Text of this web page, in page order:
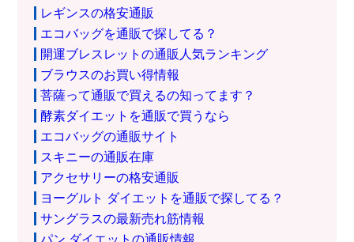
レギンスの格安通販
エコバッグを通販で探してる？
開運ブレスレットの通販人気ランキング
ブラウスのお買い得情報
菩薩って通販で買えるの知ってます？
酵素ダイエットを通販で買うなら
エコバッグの通販サイト
スキニーの通販在庫
アクセサリーの格安通販
ヨーグルト ダイエットを通販で探してる？
サングラスの最新売れ筋情報
パン ダイエットの通販情報